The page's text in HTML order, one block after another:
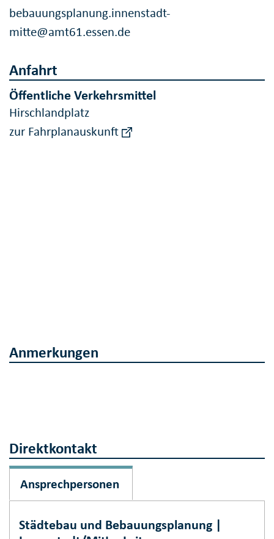
bebauungsplanung.innenstadt-
mitte@amt61.essen.de
Anfahrt
Öffentliche Verkehrsmittel
Hirschlandplatz
zur Fahrplanauskunft
Anmerkungen
Direktkontakt
Ansprechpersonen
Städtebau und Bebauungsplanung |